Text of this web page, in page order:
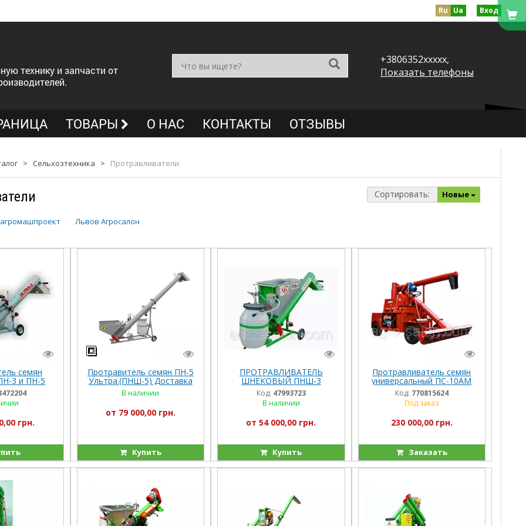
Ru Ua Вход
технику и запчасти от
+3806352xxxxx,
Показать телефоны
ТОВАРЫ О НАС КОНТАКТЫ ОТЗЫВЫ
> Сельхозтехника > Протравливатели
Сортировать: Новые
Львов Агросалон
семян
3 и ПН-5
3 Фермер)
Украине
грн.
Протравитель семян ПН-5
Ультра.(ПНШ-5) Доставка
по всей Украине
В наличии
от 79 000,00 грн.
Купить
ПРОТРАВЛИВАТЕЛЬ
ШНЕКОВЫЙ ПНШ-3
“ФЕРМЕР”
Код: 47993723
В наличии
от 54 000,00 грн.
Купить
Протравливатель семян
универсальный ПС-10АМ
(дозатор)
Код: 770815624
Под заказ
230 000,00 грн.
Заказать